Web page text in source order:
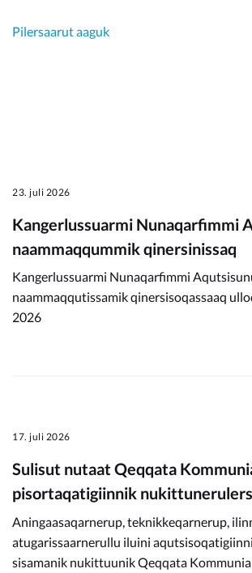
Pilersaarut aaguk
23. juli 2026
Kangerlussuarmi Nunaqarfimmi
naammaqqummik qinersinissaq
Kangerlussuarmi Nunaqarfimmi
naammaqqutissamik qinersisoqassaaq
2026
17. juli 2026
Sulisut nutaat Qeqqata
pisortaqatigiinnik
Aningaasaqarnerup, teknikkeqarnerup,
atugarissaarnerullu iluini
sisamanik nukittuunik Qeqqata Kommunia